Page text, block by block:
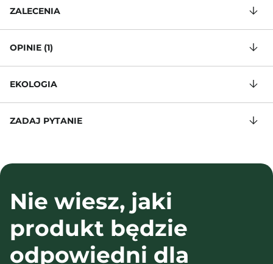
ZALECENIA
OPINIE (1)
EKOLOGIA
ZADAJ PYTANIE
Nie wiesz, jaki
produkt będzie
odpowiedni dla